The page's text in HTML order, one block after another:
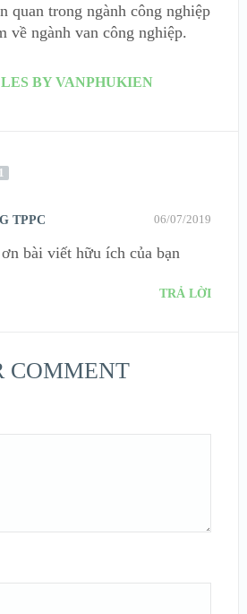
quan trong ngành công nghiệp
về ngành van công nghiệp.
BY VANPHUKIEN
1
TPPC 06/07/2019
bài viết hữu ích của bạn
TRẢ LỜI
COMMENT